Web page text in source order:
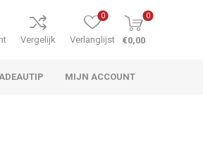
Vergelijk Verlanglijst
0 0
€0,00
MIJN ACCOUNT